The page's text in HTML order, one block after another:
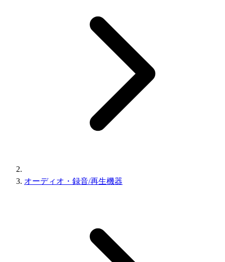
オーディオ・録音/再生機器